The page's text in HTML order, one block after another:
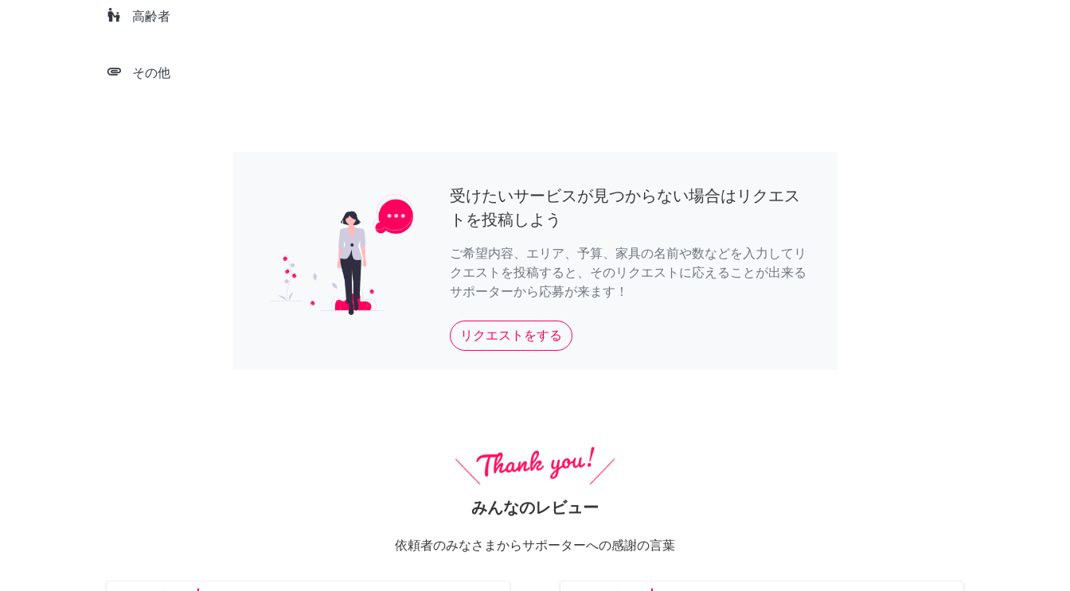
escalator_warning 高齢者
attachment その他
受けたいサービスが見つからない場合はリクエス
トを投稿しよう
ご希望内容、エリア、予算、家具の名前や数などを入力してリ
クエストを投稿すると、そのリクエストに応えることが出来る
サポーターから応募が来ます！
リクエストをする
みんなのレビュー
依頼者のみなさまからサポーターへの感謝の言葉